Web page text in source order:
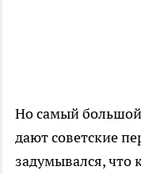
Но самый
дают советские
задумывался, что